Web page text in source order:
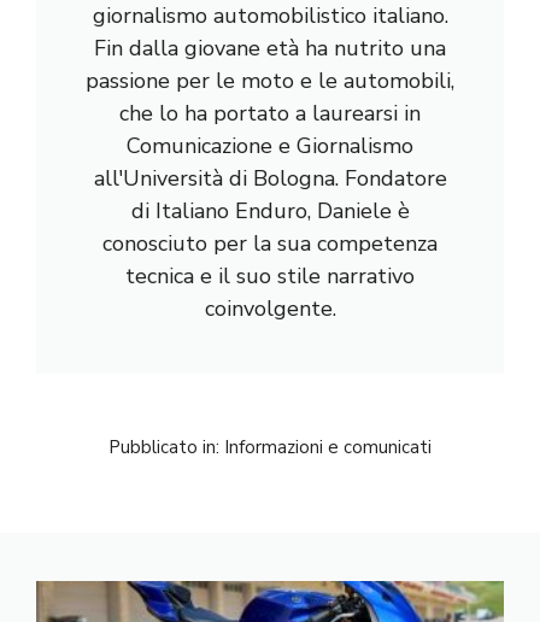
giornalismo automobilistico italiano.
Fin dalla giovane età ha nutrito una
passione per le moto e le automobili,
che lo ha portato a laurearsi in
Comunicazione e Giornalismo
all'Università di Bologna. Fondatore
di Italiano Enduro, Daniele è
conosciuto per la sua competenza
tecnica e il suo stile narrativo
coinvolgente.
Pubblicato in: Informazioni e comunicati